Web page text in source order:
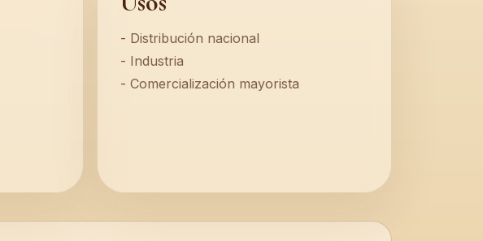
Distribución nacional
Industria
Comercialización mayorista